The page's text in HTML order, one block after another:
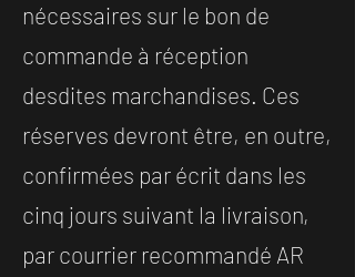
nécessaires sur le bon de
commande à réception
desdites marchandises. Ces
réserves devront être, en outre,
confirmées par écrit dans les
cinq jours suivant la livraison,
par courrier recommandé AR